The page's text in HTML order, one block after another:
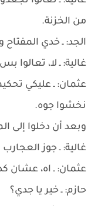
من الخزنة.
الجد: ـ خدي المفتاح
غالية: ـ لا، تعالوا
عثمان: ـ عليكي
نخشوا جوه.
وبعد أن دخلوا إلى
غالية: ـ جوز العجارب
عثمان: ـ اه، عشان
حازم: ـ خير يا جدي؟